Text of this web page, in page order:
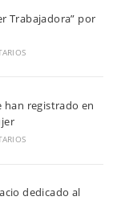
Trabajadora” por
han registrado en
dedicado al